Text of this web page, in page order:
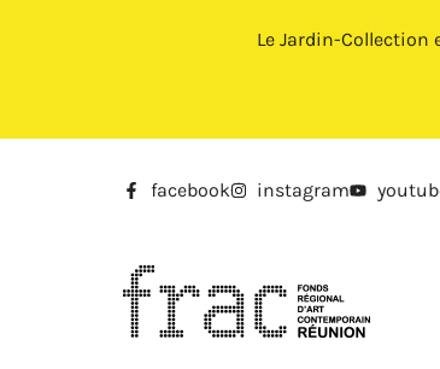
Le Jardin-Collection
facebook instagram